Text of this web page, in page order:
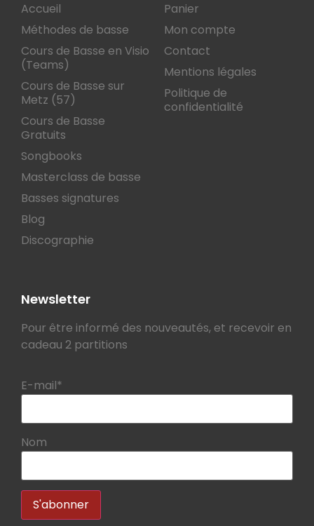
Accueil
Méthodes de basse
Cours de Basse en Visio
(Teams)
Cours de Basse sur
Metz (57)
Cours de Basse
Gratuits
Songbooks
Masterclass de basse
Basses signatures
Blog
Discographie
Panier
Mon compte
Contact
Mentions légales
Politique de
confidentialité
Newsletter
Pour être informé des nouveautés, et recevoir en
cadeau 2 partitions
E-mail*
Nom